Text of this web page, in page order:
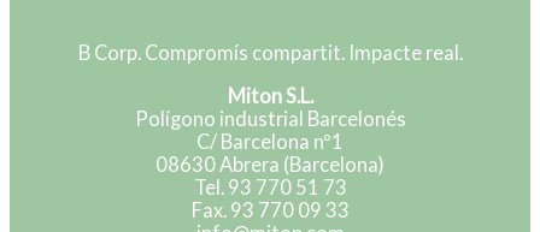
B Corp. Compromís compartit. Impacte real.
Miton S.L.
Polígono industrial Barcelonés
C/ Barcelona nº1
08630 Abrera (Barcelona)
Tel. 93 770 51 73
Fax. 93 770 09 33